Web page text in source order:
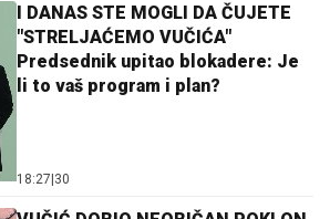
I DANAS STE MOGLI DA ČUJETE
"STRELJAĆEMO VUČIĆA"
Predsednik upitao blokadere: Je
li to vaš program i plan?
18:27|30